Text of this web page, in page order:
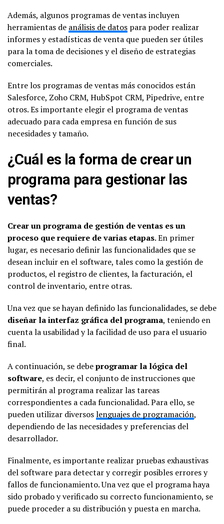
Además, algunos programas de ventas incluyen
herramientas de análisis de datos para poder realizar
informes y estadísticas de venta que pueden ser útiles
para la toma de decisiones y el diseño de estrategias
comerciales.
Entre los programas de ventas más conocidos están
Salesforce, Zoho CRM, HubSpot CRM, Pipedrive, entre
otros. Es importante elegir el programa de ventas
adecuado para cada empresa en función de sus
necesidades y tamaño.
¿Cuál es la forma de crear un
programa para gestionar las
ventas?
Crear un programa de gestión de ventas es un
proceso que requiere de varias etapas. En primer
lugar, es necesario definir las funcionalidades que se
desean incluir en el software, tales como la gestión de
productos, el registro de clientes, la facturación, el
control de inventario, entre otras.
Una vez que se hayan definido las funcionalidades, se debe
diseñar la interfaz gráfica del programa, teniendo en
cuenta la usabilidad y la facilidad de uso para el usuario
final.
A continuación, se debeprogramar la lógica del
software, es decir, el conjunto de instrucciones que
permitirán al programa realizar las tareas
correspondientes a cada funcionalidad. Para ello, se
pueden utilizar diversoslenguajes de programación,
dependiendo de las necesidades y preferencias del
desarrollador.
Finalmente, es importante realizar pruebas exhaustivas
del software para detectar y corregir posibles errores y
fallos de funcionamiento. Una vez que el programa haya
sido probado y verificado su correcto funcionamiento, se
puede proceder a su distribución y puesta en marcha.